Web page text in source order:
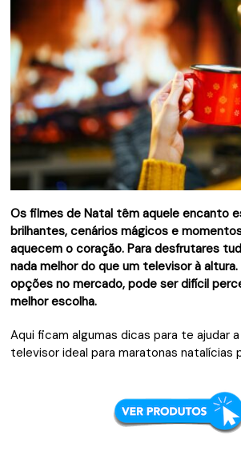
Os filmes de Natal têm aquele encanto
brilhantes, cenários mágicos e
aquecem o coração. Para desfrutares
nada melhor do que um televisor à
opções no mercado, pode ser difícil
melhor escolha.
Aqui ficam algumas dicas para te ajudar
televisor ideal para maratonas natalícias